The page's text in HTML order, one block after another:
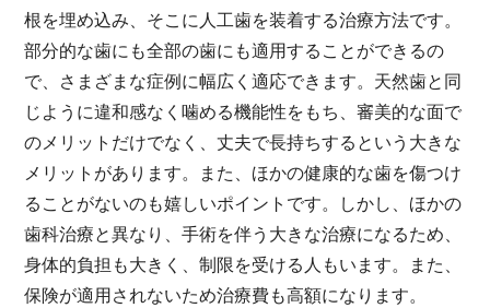
根を埋め込み、そこに人工歯を装着する治療方法です。
部分的な歯にも全部の歯にも適用することができるの
で、さまざまな症例に幅広く適応できます。天然歯と同
じように違和感なく噛める機能性をもち、審美的な面で
のメリットだけでなく、丈夫で長持ちするという大きな
メリットがあります。また、ほかの健康的な歯を傷つけ
ることがないのも嬉しいポイントです。しかし、ほかの
歯科治療と異なり、手術を伴う大きな治療になるため、
身体的負担も大きく、制限を受ける人もいます。また、
保険が適用されないため治療費も高額になります。